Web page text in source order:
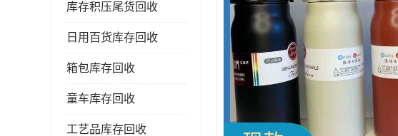
库存积压尾货回收
日用百货库存回收
箱包库存回收
童车库存回收
工艺品库存回收